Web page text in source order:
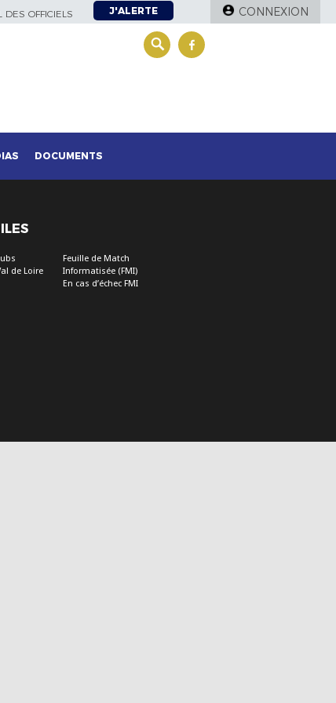
DES OFFICIELS J'ALERTE CONNEXION
DOCUMENTS
de Loire
Feuille de Match
Informatisée (FMI)
En cas d’échec FMI